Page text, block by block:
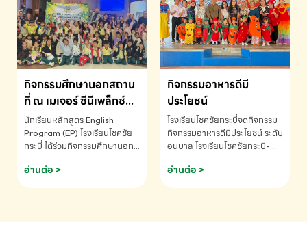
INTERNATIONAL
MATHEMATICS AND
MENTAL ARITHMETIC
COMPETITION 2026 - ถ้วย
รางวัลรองชนะเลิศอันดับที่ 2
Mental Arithmetic
Competition K2 - ถ้วยรางวัล
รองชนะเลิศอันดับที่ 2 Mental
K2(Grop) โรงเรียนโชคชัยกระบี่-
สอบถามข้อมูลเพิ่มเติม โทร.
075-691910
กิจกรรมศึกษานอกสถาน
ที่ ณ เมเจอร์ ซีนีเพล็กซ์
ระดับประถมศึกษา (EP.1-
6)
นักเรียนหลักสูตร English
Program (EP) โรงเรียนโชคชัย
กระบี่ ได้ร่วมกิจกรรมศึกษานอก
ชมภาพยนตร์ Toy Story 5
(Soundtrack)เพื่อเสริมทักษะ
ภาษา ผ่านประสบการณ์การเรียนรู้
อ่านต่อ >
กิจกรรมอาหารดีมี
ประโยชน์
โรงเรียนโชคชัยกระบี่จดกิจกรรม
กิจกรรมอาหารดีมีประโยชน์ ระดับ
อนุบาล โรงเรียนโชคชัยกระบี่-
075-691910
อ่านต่อ >